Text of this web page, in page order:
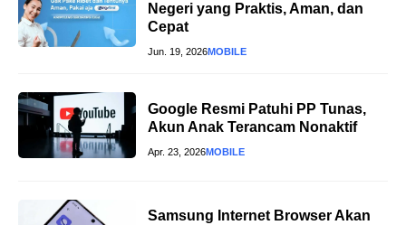
Negeri yang Praktis, Aman, dan
Cepat
Jun. 19, 2026MOBILE
Google Resmi Patuhi PP Tunas,
Akun Anak Terancam Nonaktif
Apr. 23, 2026MOBILE
Samsung Internet Browser Akan